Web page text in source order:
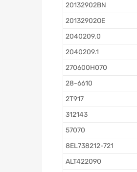
20132902BN
20132902OE
2040209.0
2040209.1
270600H070
28-6610
2T917
312143
57070
8EL738212-721
ALT422090